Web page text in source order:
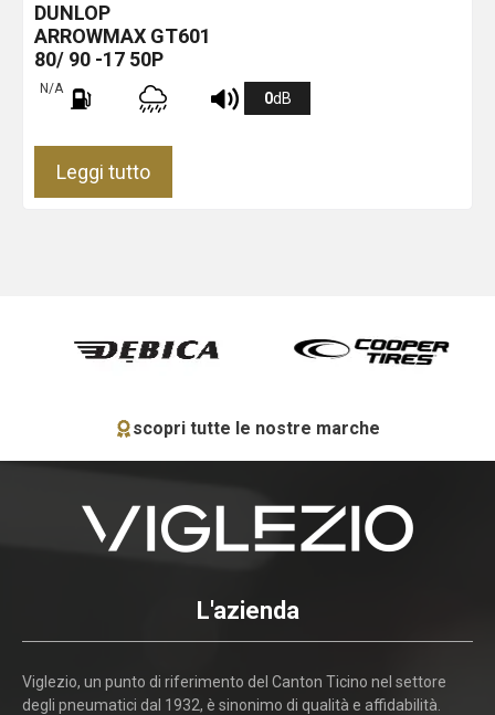
DUNLOP
ARROWMAX GT601
80/ 90 -17 50P
N/A
0dB
Leggi tutto
scopri tutte le nostre marche
L'azienda
Viglezio, un punto di riferimento del Canton Ticino nel settore
degli pneumatici dal 1932, è sinonimo di qualità e affidabilità.